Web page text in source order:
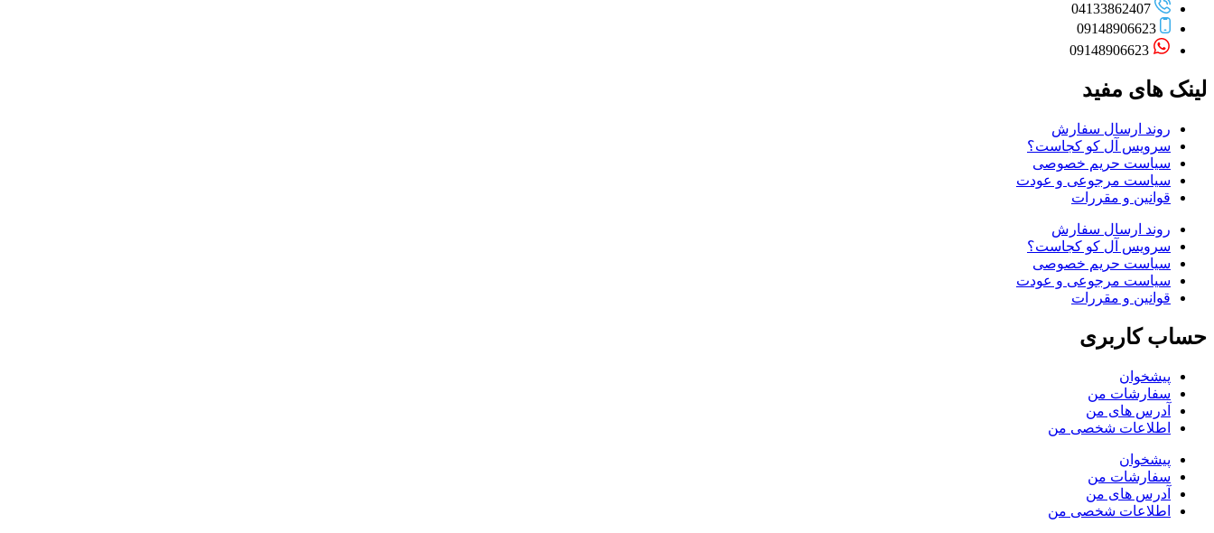
04133862407
09148906623
09148906623
لینک های مفید
روند ارسال سفارش
سرویس آل کو کجاست؟
سیاست حریم خصوصی
سیاست مرجوعی و عودت
قوانین و مقررات
روند ارسال سفارش
سرویس آل کو کجاست؟
سیاست حریم خصوصی
سیاست مرجوعی و عودت
قوانین و مقررات
حساب کاربری
پیشخوان
سفارشات من
آدرس های من
اطلاعات شخصی من
پیشخوان
سفارشات من
آدرس های من
اطلاعات شخصی من